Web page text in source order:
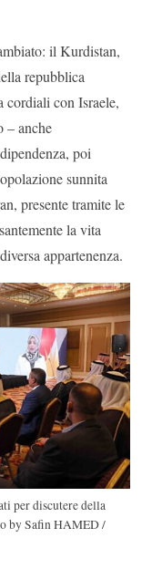
il Kurdistan,
repubblica
cordiali con Israele,
– anche
poi
sunnita
presente tramite le
la vita
appartenenza.
per discutere della
by Safin HAMED /